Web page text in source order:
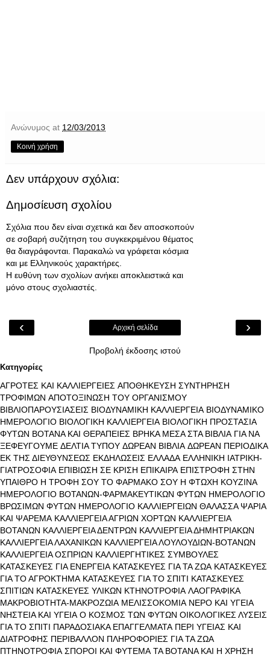
Ανώνυμος at 12/03/2013
Κοινή χρήση
Δεν υπάρχουν σχόλια:
Δημοσίευση σχολίου
Σχόλια που δεν είναι σχετικά και δεν αποσκοπούν
σε σοβαρή συζήτηση του συγκεκριμένου θέματος
θα διαγράφονται. Παρακαλώ να γράφεται κόσμια
και με Ελληνικούς χαρακτήρες.
Η ευθύνη των σχολίων ανήκει αποκλειστικά και
μόνο στους σχολιαστές.
‹ ›
Αρχική σελίδα
Προβολή έκδοσης ιστού
Κατηγορίες
ΑΓΡΟΤΕΣ ΚΑΙ ΚΑΛΛΙΕΡΓΕΙΕΣ ΑΠΟΘΗΚΕΥΣΗ ΣΥΝΤΗΡΗΣΗ
ΤΡΟΦΙΜΩΝ ΑΠΟΤΟΞΙΝΩΣΗ ΤΟΥ ΟΡΓΑΝΙΣΜΟΥ
ΒΙΒΛΙΟΠΑΡΟΥΣΙΑΣΕΙΣ ΒΙΟΔΥΝΑΜΙΚΗ ΚΑΛΛΙΕΡΓΕΙΑ ΒΙΟΔΥΝΑΜΙΚΟ
ΗΜΕΡΟΛΟΓΙΟ ΒΙΟΛΟΓΙΚΗ ΚΑΛΛΙΕΡΓΕΙΑ ΒΙΟΛΟΓΙΚΗ ΠΡΟΣΤΑΣΙΑ
ΦΥΤΩΝ ΒΟΤΑΝΑ ΚΑΙ ΘΕΡΑΠΕΙΕΣ ΒΡΗΚΑ ΜΕΣΑ ΣΤΑ ΒΙΒΛΙΑ ΓΙΑ ΝΑ
ΞΕΦΕΥΓΟΥΜΕ ΔΕΛΤΙΑ ΤΥΠΟΥ ΔΩΡΕΑΝ ΒΙΒΛΙΑ ΔΩΡΕΑΝ ΠΕΡΙΟΔΙΚΑ
ΕΚ ΤΗΣ ΔΙΕΥΘΥΝΣΕΩΣ ΕΚΔΗΛΩΣΕΙΣ ΕΛΛΑΔΑ ΕΛΛΗΝΙΚΗ ΙΑΤΡΙΚΗ-
ΓΙΑΤΡΟΣΟΦΙΑ ΕΠΙΒΙΩΣΗ ΣΕ ΚΡΙΣΗ ΕΠΙΚΑΙΡΑ ΕΠΙΣΤΡΟΦΗ ΣΤΗΝ
ΥΠΑΙΘΡΟ Η ΤΡΟΦΗ ΣΟΥ ΤΟ ΦΑΡΜΑΚΟ ΣΟΥ Η ΦΤΩΧΗ ΚΟΥΖΙΝΑ
ΗΜΕΡΟΛΟΓΙΟ ΒΟΤΑΝΩΝ-ΦΑΡΜΑΚΕΥΤΙΚΩΝ ΦΥΤΩΝ ΗΜΕΡΟΛΟΓΙΟ
ΒΡΩΣΙΜΩΝ ΦΥΤΩΝ ΗΜΕΡΟΛΟΓΙΟ ΚΑΛΛΙΕΡΓΕΙΩΝ ΘΑΛΑΣΣΑ ΨΑΡΙΑ
ΚΑΙ ΨΑΡΕΜΑ ΚΑΛΛΙΕΡΓΕΙΑ ΑΓΡΙΩΝ ΧΟΡΤΩΝ ΚΑΛΛΙΕΡΓΕΙΑ
ΒΟΤΑΝΩΝ ΚΑΛΛΙΕΡΓΕΙΑ ΔΕΝΤΡΩΝ ΚΑΛΛΙΕΡΓΕΙΑ ΔΗΜΗΤΡΙΑΚΩΝ
ΚΑΛΛΙΕΡΓΕΙΑ ΛΑΧΑΝΙΚΩΝ ΚΑΛΛΙΕΡΓΕΙΑ ΛΟΥΛΟΥΔΙΩΝ-ΒΟΤΑΝΩΝ
ΚΑΛΛΙΕΡΓΕΙΑ ΟΣΠΡΙΩΝ ΚΑΛΛΙΕΡΓΗΤΙΚΕΣ ΣΥΜΒΟΥΛΕΣ
ΚΑΤΑΣΚΕΥΕΣ ΓΙΑ ΕΝΕΡΓΕΙΑ ΚΑΤΑΣΚΕΥΕΣ ΓΙΑ ΤΑ ΖΩΑ ΚΑΤΑΣΚΕΥΕΣ
ΓΙΑ ΤΟ ΑΓΡΟΚΤΗΜΑ ΚΑΤΑΣΚΕΥΕΣ ΓΙΑ ΤΟ ΣΠΙΤΙ ΚΑΤΑΣΚΕΥΕΣ
ΣΠΙΤΙΩΝ ΚΑΤΑΣΚΕΥΕΣ ΥΛΙΚΩΝ ΚΤΗΝΟΤΡΟΦΙΑ ΛΑΟΓΡΑΦΙΚΑ
ΜΑΚΡΟΒΙΟΤΗΤΑ-ΜΑΚΡΟΖΩΙΑ ΜΕΛΙΣΣΟΚΟΜΙΑ ΝΕΡΟ ΚΑΙ ΥΓΕΙΑ
ΝΗΣΤΕΙΑ ΚΑΙ ΥΓΕΙΑ Ο ΚΟΣΜΟΣ ΤΩΝ ΦΥΤΩΝ ΟΙΚΟΛΟΓΙΚΕΣ ΛΥΣΕΙΣ
ΓΙΑ ΤΟ ΣΠΙΤΙ ΠΑΡΑΔΟΣΙΑΚΑ ΕΠΑΓΓΕΛΜΑΤΑ ΠΕΡΙ ΥΓΕΙΑΣ ΚΑΙ
ΔΙΑΤΡΟΦΗΣ ΠΕΡΙΒΑΛΛΟΝ ΠΛΗΡΟΦΟΡΙΕΣ ΓΙΑ ΤΑ ΖΩΑ
ΠΤΗΝΟΤΡΟΦΙΑ ΣΠΟΡΟΙ ΚΑΙ ΦΥΤΕΜΑ ΤΑ ΒΟΤΑΝΑ ΚΑΙ Η ΧΡΗΣΗ